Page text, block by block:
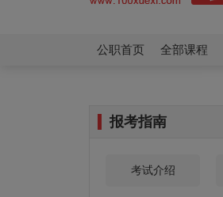
公职首页 全部课程
报考指南
考试介绍